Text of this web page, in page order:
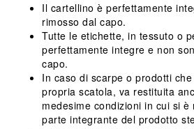
Il cartellino è perfettamente
rimosso dal capo.
Tutte le etichette, in tessuto o
perfettamente integre e non
capo.
In caso di scarpe o prodotti
propria scatola, va restituita
medesime condizioni in cui si è
parte integrante del prodotto